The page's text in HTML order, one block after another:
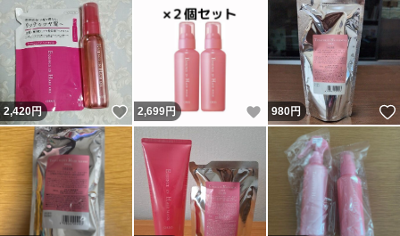
2,420円 いいね！
2,699円 いいね！
980円